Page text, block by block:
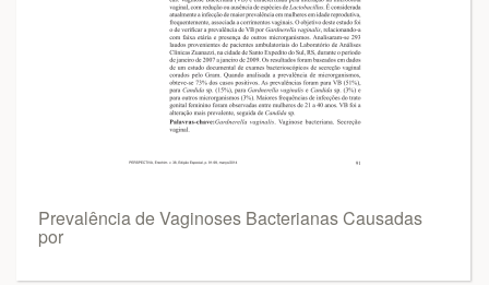
Prevalência de Vaginoses Bacterianas Causadas
por